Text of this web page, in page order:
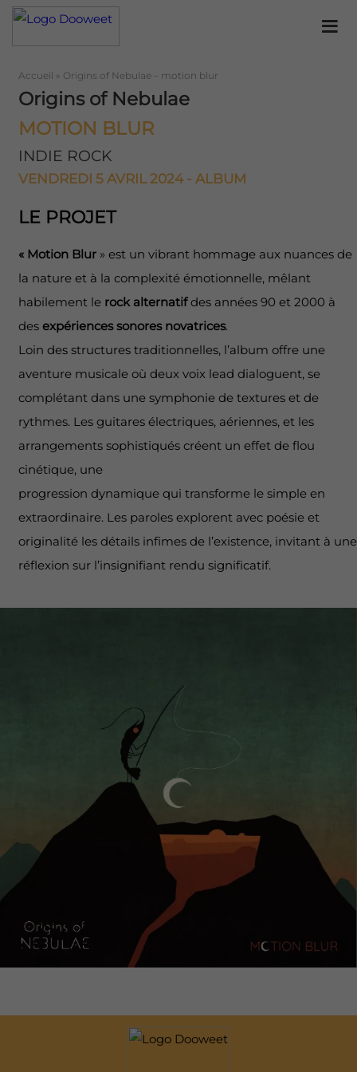
Accueil » Origins of Nebulae – motion blur
Origins of Nebulae
MOTION BLUR
INDIE ROCK
VENDREDI 5 AVRIL 2024 - ALBUM
LE PROJET
« Motion Blur» est un vibrant hommage aux nuances de
la nature et à la complexité émotionnelle, mêlant
habilement le rock alternatifdes années 90 et 2000 à
des expériences sonores novatrices.
Loin des structures traditionnelles, l’album offre une
aventure musicale où deux voix lead dialoguent, se
complétant dans une symphonie de textures et de
rythmes. Les guitares électriques, aériennes, et les
arrangements sophistiqués créent un effet de flou
cinétique, une
progression dynamique qui transforme le simple en
extraordinaire. Les paroles explorent avec poésie et
originalité les détails infimes de l’existence, invitant à une
réflexion sur l’insignifiant rendu significatif.